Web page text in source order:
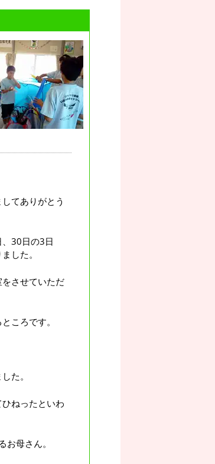
てありがとう
30日の3日
した。
させていただ
ころです。
た。
ねったといわ
母さん。